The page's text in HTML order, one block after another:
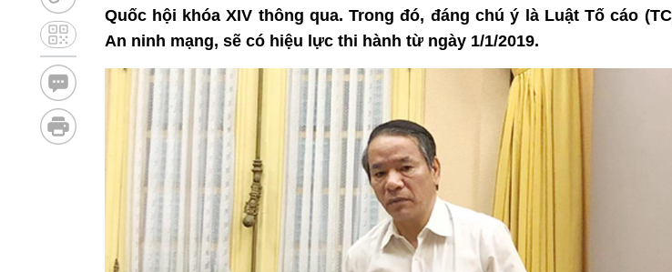
Quốc hội khóa XIV thông qua. Trong đó, đáng chú ý là Luật Tố cáo
An ninh mạng, sẽ có hiệu lực thi hành từ ngày 1/1/2019.